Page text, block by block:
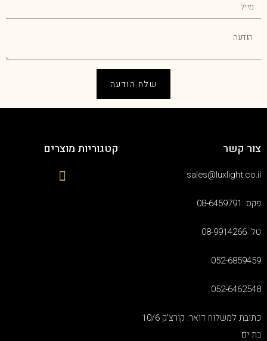
שלח הודעה
צור קשר
sales@luxlight.co.il
פקס: 08-6459791
טל: 08-9914266
052-6859459
052-6462548
כתובת למשלוח דואר: קורצ'ק 10/6
בת ים
קטגוריות מוצרים